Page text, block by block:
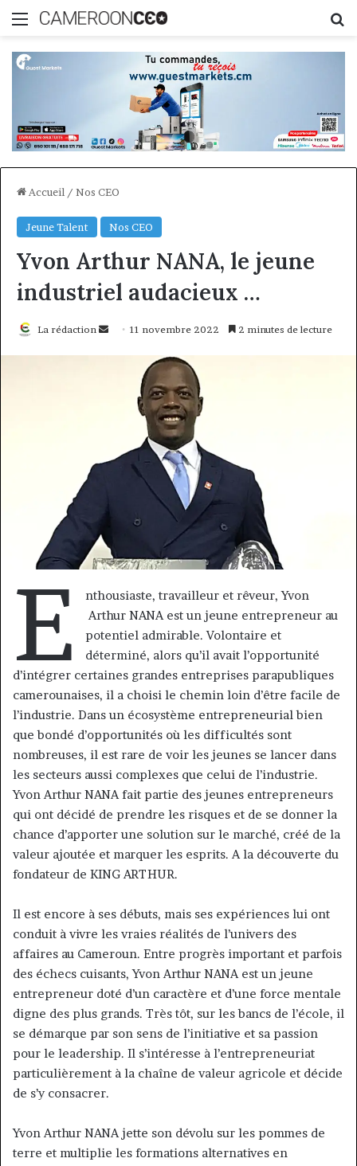
Menu
Accueil / Nos CEO
Jeune Talent Nos CEO
Yvon Arthur NANA, le jeune
industriel audacieux …
La rédaction
Envoyer11 novembre 2022 2 minutes de lecture
E
nthousiaste, travailleur et rêveur, Yvon
Arthur NANA est un jeune entrepreneur au
potentiel admirable. Volontaire et
déterminé, alors qu’il avait l’opportunité
d’intégrer certaines grandes entreprises parapubliques
camerounaises, il a choisi le chemin loin d’être facile de
l’industrie. Dans un écosystème entrepreneurial bien
que bondé d’opportunités où les difficultés sont
nombreuses, il est rare de voir les jeunes se lancer dans
les secteurs aussi complexes que celui de l’industrie.
Yvon Arthur NANA fait partie des jeunes entrepreneurs
qui ont décidé de prendre les risques et de se donner la
chance d’apporter une solution sur le marché, créé de la
valeur ajoutée et marquer les esprits. A la découverte du
fondateur de KING ARTHUR.
Il est encore à ses débuts, mais ses expériences lui ont
conduit à vivre les vraies réalités de l’univers des
affaires au Cameroun. Entre progrès important et parfois
des échecs cuisants, Yvon Arthur NANA est un jeune
entrepreneur doté d’un caractère et d’une force mentale
digne des plus grands. Très tôt, sur les bancs de l’école, il
se démarque par son sens de l’initiative et sa passion
pour le leadership. Il s’intéresse à l’entrepreneuriat
particulièrement à la chaîne de valeur agricole et décide
de s’y consacrer.
Yvon Arthur NANA jette son dévolu sur les pommes de
terre et multiplie les formations alternatives en